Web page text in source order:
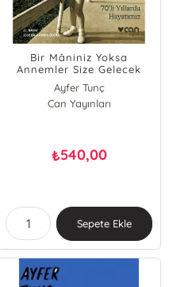
Bir Mâniniz Yoksa
Annemler Size Gelecek
Ayfer Tunç
Can Yayınları
₺540,00
Sepete Ekle